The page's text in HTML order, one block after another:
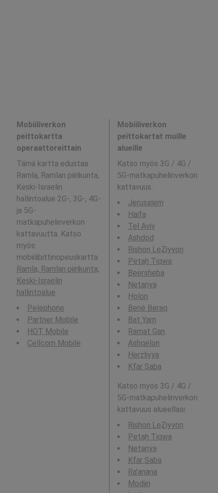
Mobiiliverkon
peittokartta
operaattoreittain
Tämä kartta edustaa
Ramla, Ramlan piirikunta,
Keski-Israelin
hallintoalue 2G-, 3G-, 4G-
ja 5G-
matkapuhelinverkon
kattavuutta. Katso
myös:
mobiilibittinopeuskartta
Ramla, Ramlan piirikunta,
Keski-Israelin
hallintoalue.
Pelephone
Partner Mobile
HOT Mobile
Cellcom Mobile
Mobiiliverkon
peittokartat muille
alueille
Katso myös 3G / 4G /
5G-matkapuhelinverkon
kattavuus :
Jerusalem
Haifa
Tel Aviv
Ashdod
Rishon LeẔiyyon
Petaẖ Tiqwa
Beersheba
Netanya
H̱olon
Bené Beraq
Bat Yam
Ramat Gan
Ashqelon
Herzliyya
Kfar Saba
Katso myös 3G / 4G /
5G-matkapuhelinverkon
kattavuus alueellasi:
Rishon LeẔiyyon
Petaẖ Tiqwa
Netanya
Kfar Saba
Ra'anana
Modiin